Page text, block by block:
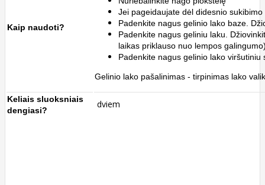
Kaip naudoti?
Jei pageidaujate dėl didesnio
Padenkite nagus gelinio lako baze.
Padenkite nagus geliniu laku.
laikas priklauso nuo lempos
Padenkite nagus gelinio lako
Gelinio lako pašalinimas - tirpinimas lako
Keliais sluoksniais
dengiasi?
dviem